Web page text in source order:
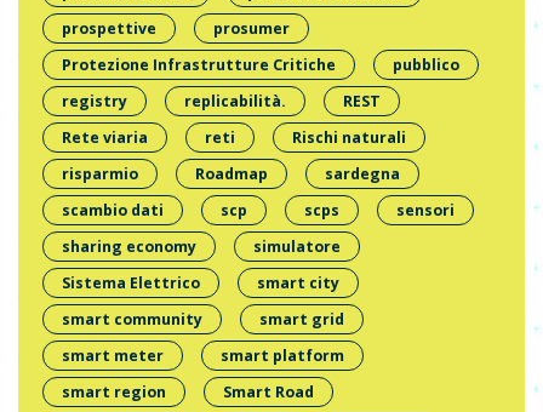
prospettive
prosumer
Protezione Infrastrutture Critiche
pubblico
registry
replicabilità.
REST
Rete viaria
reti
Rischi naturali
risparmio
Roadmap
sardegna
scambio dati
scp scps
sensori
sharing economy
simulatore
Sistema Elettrico
smart city
smart community
smart grid
smart meter
smart platform
smart region
Smart Road